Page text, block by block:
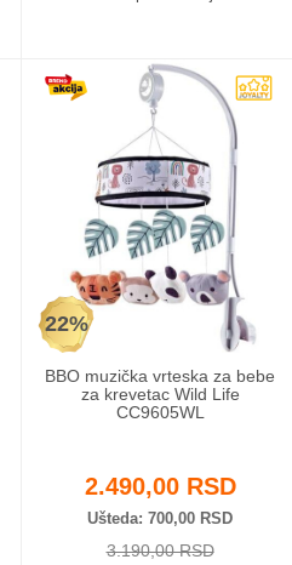
22%
BBO muzička vrteska za bebe
za krevetac Wild Life
CC9605WL
2.490,00 RSD
Ušteda 700,00 RSD
3.190,00 RSD